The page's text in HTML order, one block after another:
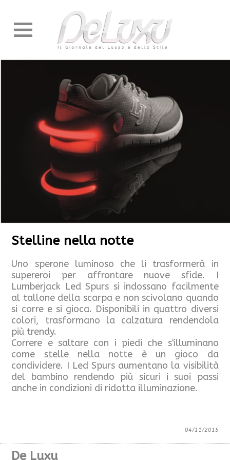
Stelline nella notte
Uno sperone luminoso che li trasformerà in
supereroi per affrontare nuove sfide. I
Lumberjack Led Spurs si indossano facilmente
al tallone della scarpa e non scivolano quando
si corre e si gioca. Disponibili in quattro diversi
colori, trasformano la calzatura rendendola
più trendy.
Correre e saltare con i piedi che s'illuminano
come stelle nella notte è un gioco da
condividere. I Led Spurs aumentano la visibilità
del bambino rendendo più sicuri i suoi passi
anche in condizioni di ridotta illuminazione.
04/11/2015
De Luxu